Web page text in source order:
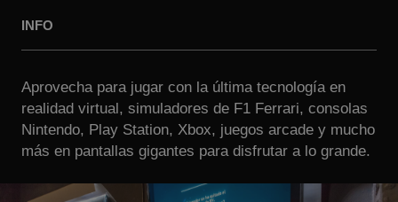
INFO
Aprovecha para jugar con la última tecnología en
realidad virtual, simuladores de F1 Ferrari, consolas
Nintendo, Play Station, Xbox, juegos arcade y mucho
más en pantallas gigantes para disfrutar a lo grande.